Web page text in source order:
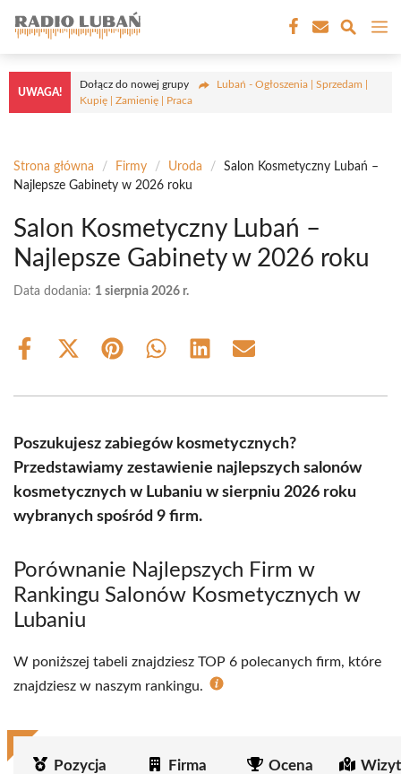
treści
UWAGA!
Dołącz do nowej grupy
Lubań - Ogłoszenia | Sprzedam |
Kupię | Zamienię | Praca
Strona główna / Firmy / Uroda /
Salon Kosmetyczny Lubań –
Najlepsze Gabinety w 2026 roku
Salon Kosmetyczny Lubań –
Najlepsze Gabinety w 2026 roku
Data dodania: 1 sierpnia 2026 r.
Share
Share
(Twitter)
Share Share Share Share
Poszukujesz zabiegów kosmetycznych?
Przedstawiamy zestawienie najlepszych salonów
kosmetycznych w Lubaniu w sierpniu 2026 roku
wybranych spośród 9 firm.
Porównanie Najlepszych Firm w
Rankingu Salonów Kosmetycznych w
Lubaniu
W poniższej tabeli znajdziesz TOP 6 polecanych firm, które
znajdziesz w naszym rankingu.
Pozycja Firma Ocena